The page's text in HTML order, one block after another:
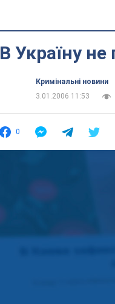
В Україну
Кримінальні новини
3.01.2006 11:53
0